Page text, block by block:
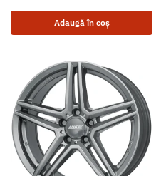
Adaugă în coș